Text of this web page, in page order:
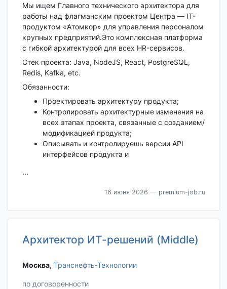
Мы ищем Главного технического архитектора для
работы над флагманским проектом Центра — IT-
продуктом «Атомкор» для управления персоналом
крупных предприятий.Это комплексная платформа
с гибкой архитектурой для всех HR-сервисов.
Стек проекта: Java, NodeJS, React, PostgreSQL,
Redis, Kafka, etc.
Обязанности:
Проектировать архитектуру продукта;
Контролировать архитектурные изменения на
всех этапах проекта, связанные с созданием/
модификацией продукта;
Описывать и контролируешь версии API
интерфейсов продукта и
...
16 июня 2026 — premium-job.ru
Архитектор ИТ-решений (Middle)
Москва‎, Транснефть-Технологии
по договоренности